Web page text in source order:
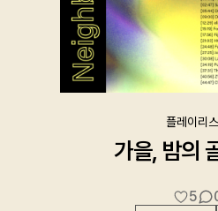
플레이리
가을, 밤의
5